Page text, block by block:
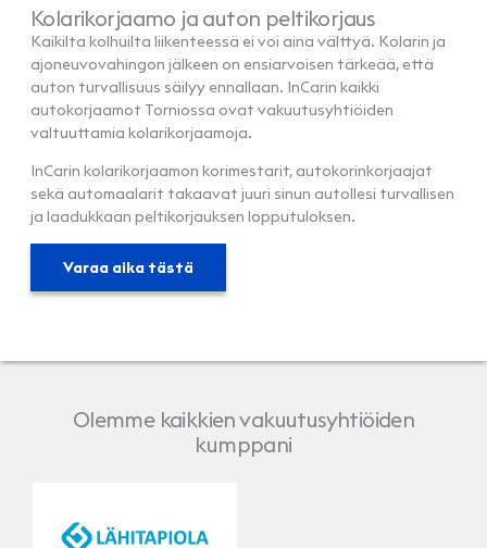
Kolarikorjaamo ja auton peltikorjaus
Kaikilta kolhuilta liikenteessä ei voi aina välttyä. Kolarin ja
ajoneuvovahingon jälkeen on ensiarvoisen tärkeää, että
auton turvallisuus säilyy ennallaan. InCarin kaikki
autokorjaamot Torniossa ovat vakuutusyhtiöiden
valtuuttamia kolarikorjaamoja.
InCarin kolarikorjaamon korimestarit, autokorinkorjaajat
sekä automaalarit takaavat juuri sinun autollesi turvallisen
ja laadukkaan peltikorjauksen lopputuloksen.
Varaa aika tästä
Olemme kaikkien vakuutusyhtiöiden
kumppani
LähiTapiola